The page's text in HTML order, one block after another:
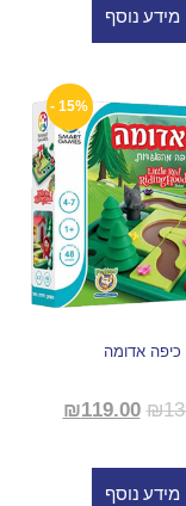
מידע נוסף
15% -
כיפה אדומה
₪
₪119.00
מידע נוסף